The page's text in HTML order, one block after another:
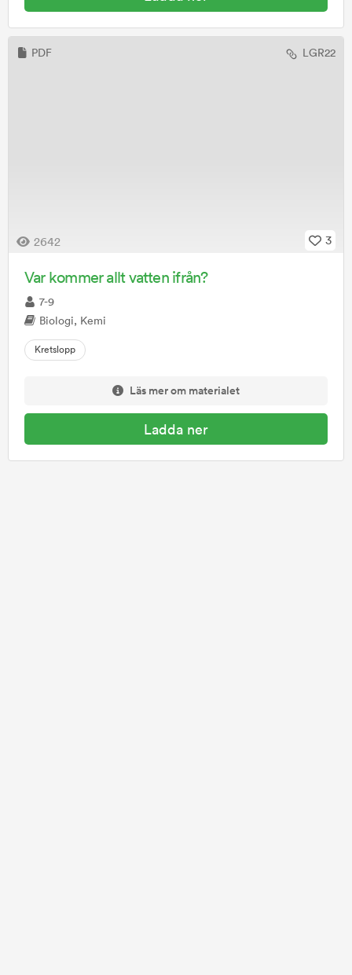
PDF LGR22
2642 3
Var kommer allt vatten ifrån?
7-9
Biologi, Kemi
Kretslopp
Läs mer om materialet
Ladda ner